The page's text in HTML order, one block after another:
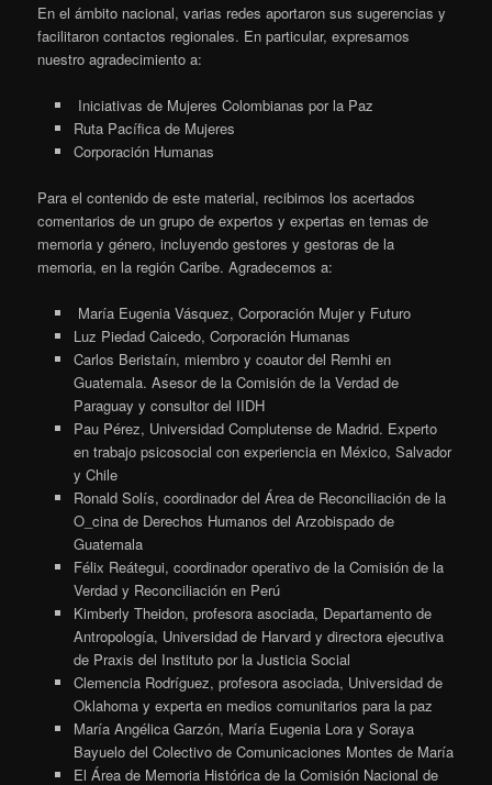
En el ámbito nacional, varias redes aportaron sus sugerencias y
facilitaron contactos regionales. En particular, expresamos
nuestro agradecimiento a:
Iniciativas de Mujeres Colombianas por la Paz
Ruta Pacífica de Mujeres
Corporación Humanas
Para el contenido de este material, recibimos los acertados
comentarios de un grupo de expertos y expertas en temas de
memoria y género, incluyendo gestores y gestoras de la
memoria, en la región Caribe. Agradecemos a:
María Eugenia Vásquez, Corporación Mujer y Futuro
Luz Piedad Caicedo, Corporación Humanas
Carlos Beristaín, miembro y coautor del Remhi en
Guatemala. Asesor de la Comisión de la Verdad de
Paraguay y consultor del IIDH
Pau Pérez, Universidad Complutense de Madrid. Experto
en trabajo psicosocial con experiencia en México, Salvador
y Chile
Ronald Solís, coordinador del Área de Reconciliación de la
O_cina de Derechos Humanos del Arzobispado de
Guatemala
Félix Reátegui, coordinador operativo de la Comisión de la
Verdad y Reconciliación en Perú
Kimberly Theidon, profesora asociada, Departamento de
Antropología, Universidad de Harvard y directora ejecutiva
de Praxis del Instituto por la Justicia Social
Clemencia Rodríguez, profesora asociada, Universidad de
Oklahoma y experta en medios comunitarios para la paz
María Angélica Garzón, María Eugenia Lora y Soraya
Bayuelo del Colectivo de Comunicaciones Montes de María
El Área de Memoria Histórica de la Comisión Nacional de